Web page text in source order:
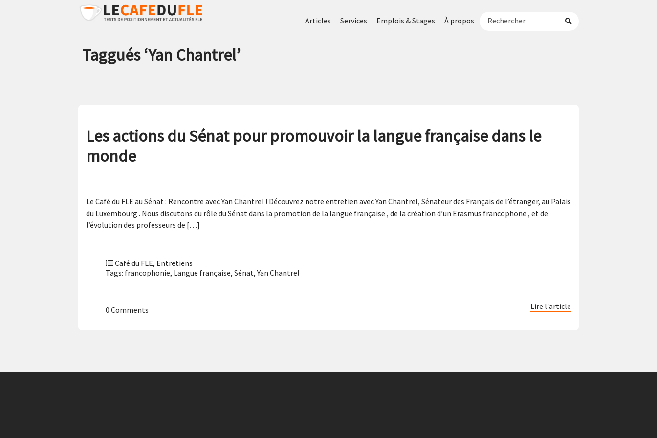
Articles Services Emplois & Stages À propos
Taggués ‘Yan Chantrel’
Les actions du Sénat pour promouvoir la langue française dans le
monde
Le Café du FLE au Sénat : Rencontre avec Yan Chantrel ! Découvrez notre entretien avec Yan Chantrel, Sénateur des Français de l’étranger, au Palais
du Luxembourg . Nous discutons du rôle du Sénat dans la promotion de la langue française , de la création d’un Erasmus francophone , et de
l’évolution des professeurs de […]
Café du FLE, Entretiens
Tags: francophonie, Langue française, Sénat,Yan Chantrel
0 Comments Lire l'article